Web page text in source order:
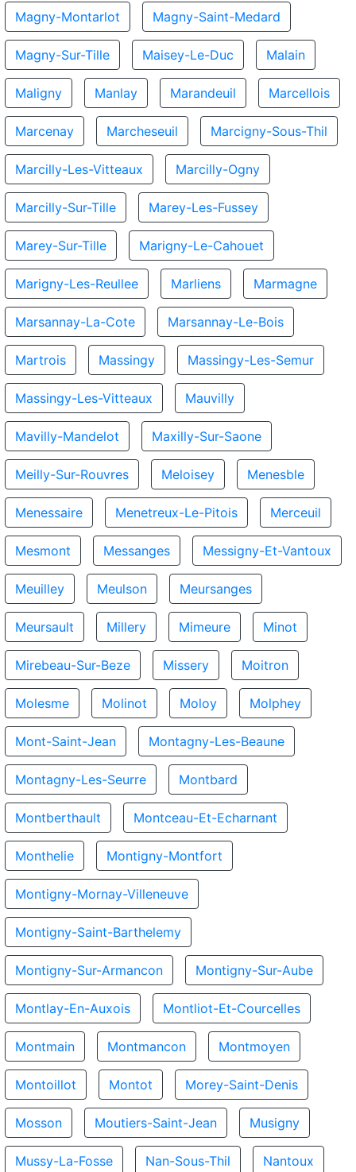
Magny-Montarlot Magny-Saint-Medard
Magny-Sur-Tille Maisey-Le-Duc Malain
Maligny Manlay Marandeuil Marcellois
Marcenay Marcheseuil Marcigny-Sous-Thil
Marcilly-Les-Vitteaux Marcilly-Ogny
Marcilly-Sur-Tille Marey-Les-Fussey
Marey-Sur-Tille Marigny-Le-Cahouet
Marigny-Les-Reullee Marliens Marmagne
Marsannay-La-Cote Marsannay-Le-Bois
Martrois Massingy Massingy-Les-Semur
Massingy-Les-Vitteaux Mauvilly
Mavilly-Mandelot Maxilly-Sur-Saone
Meilly-Sur-Rouvres Meloisey Menesble
Menessaire Menetreux-Le-Pitois Merceuil
Mesmont Messanges Messigny-Et-Vantoux
Meuilley Meulson Meursanges
Meursault Millery Mimeure Minot
Mirebeau-Sur-Beze Missery Moitron
Molesme Molinot Moloy Molphey
Mont-Saint-Jean Montagny-Les-Beaune
Montagny-Les-Seurre Montbard
Montberthault Montceau-Et-Echarnant
Monthelie Montigny-Montfort
Montigny-Mornay-Villeneuve
Montigny-Saint-Barthelemy
Montigny-Sur-Armancon Montigny-Sur-Aube
Montlay-En-Auxois Montliot-Et-Courcelles
Montmain Montmancon Montmoyen
Montoillot Montot Morey-Saint-Denis
Mosson Moutiers-Saint-Jean Musigny
Mussy-La-Fosse Nan-Sous-Thil Nantoux